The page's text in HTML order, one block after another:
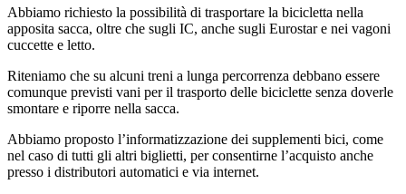
Abbiamo richiesto la possibilità di trasportare la bicicletta nella
apposita sacca, oltre che sugli IC, anche sugli Eurostar e nei vagoni
cuccette e letto.
Riteniamo che su alcuni treni a lunga percorrenza debbano essere
comunque previsti vani per il trasporto delle biciclette senza doverle
smontare e riporre nella sacca.
Abbiamo proposto l’informatizzazione dei supplementi bici, come
nel caso di tutti gli altri biglietti, per consentirne l’acquisto anche
presso i distributori automatici e via internet.